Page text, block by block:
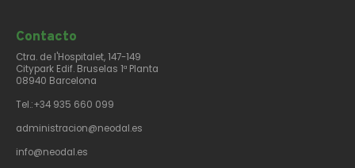
Contacto​
Ctra. de l'Hospitalet, 147-149
Citypark Edif. Bruselas 1ª Planta
08940 Barcelona
Tel.:+34 935 660 099
administracion@neodal.es
info@neodal.es